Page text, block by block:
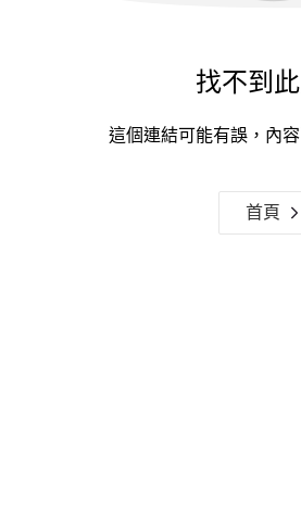
找不到
這個連結可能有誤，內
首頁